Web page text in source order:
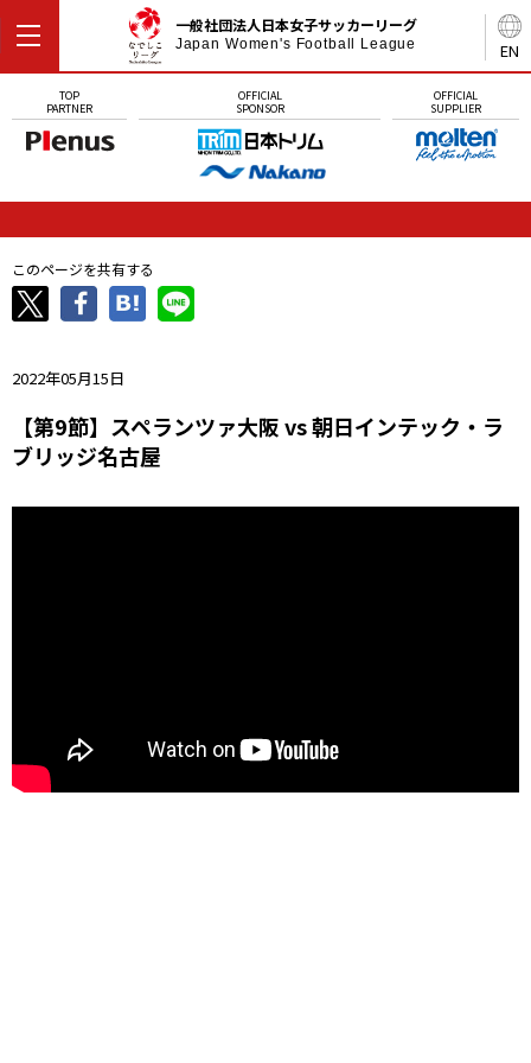
EN
一般社団法人日本女子サッカーリーグ
Japan Women's Football League
TOP
PARTNER
OFFICIAL
SPONSOR
OFFICIAL
SUPPLIER
このページを共有する
2022年05月15日
【第9節】スペランツァ大阪 vs 朝日インテック・ラ
ブリッジ名古屋